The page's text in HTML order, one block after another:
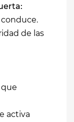
de las
activa